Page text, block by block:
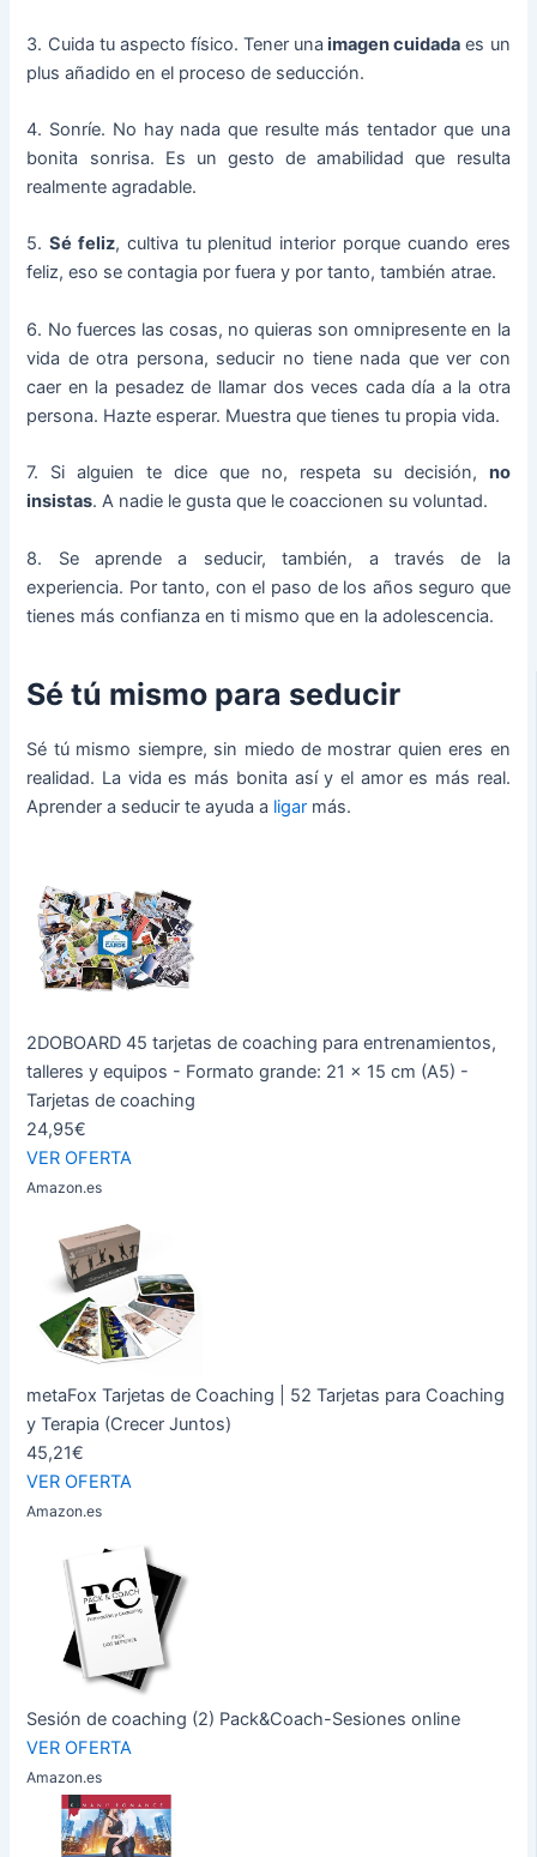
3. Cuida tu aspecto físico. Tener una imagen cuidada es un
plus añadido en el proceso de seducción.
4. Sonríe. No hay nada que resulte más tentador que una
bonita sonrisa. Es un gesto de amabilidad que resulta
realmente agradable.
5.Sé feliz, cultiva tu plenitud interior porque cuando eres
feliz, eso se contagia por fuera y por tanto, también atrae.
6. No fuerces las cosas, no quieras son omnipresente en la
vida de otra persona, seducir no tiene nada que ver con
caer en la pesadez de llamar dos veces cada día a la otra
persona. Hazte esperar. Muestra que tienes tu propia vida.
7. Si alguien te dice que no, respeta su decisión, no
insistas. A nadie le gusta que le coaccionen su voluntad.
8. Se aprende a seducir, también, a través de la
experiencia. Por tanto, con el paso de los años seguro que
tienes más confianza en ti mismo que en la adolescencia.
Sé tú mismo para seducir
Sé tú mismo siempre, sin miedo de mostrar quien eres en
realidad. La vida es más bonita así y el amor es más real.
Aprender a seducir te ayuda a ligar más.
2DOBOARD 45 tarjetas de coaching para entrenamientos,
talleres y equipos - Formato grande: 21 x 15 cm (A5) -
Tarjetas de coaching
24,95€
VER OFERTA
Amazon.es
metaFox Tarjetas de Coaching | 52 Tarjetas para Coaching
y Terapia (Crecer Juntos)
45,21€
VER OFERTA
Amazon.es
Sesión de coaching (2) Pack&Coach-Sesiones online
VER OFERTA
Amazon.es